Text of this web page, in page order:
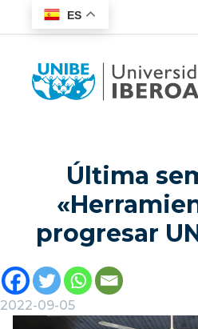
ES
Última
progresar
2022-09-05